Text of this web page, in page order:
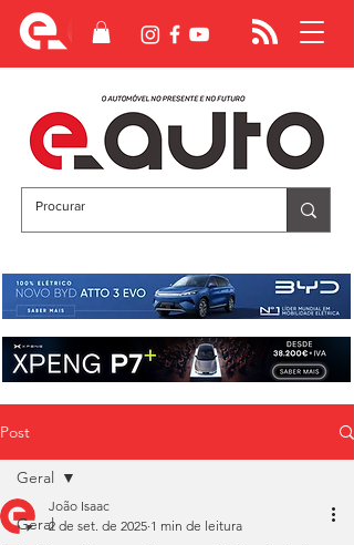
Post
Geral
Geral
João Isaac
2 de set. de 2025 1 min de leitura